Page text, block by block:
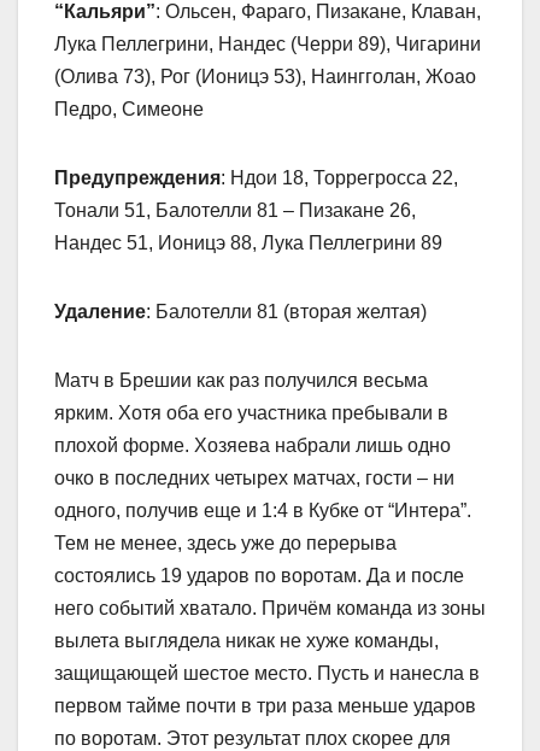
“Кальяри”: Ольсен, Фараго, Пизакане, Клаван,
Лука Пеллегрини, Нандес (Черри 89), Чигарини
(Олива 73), Рог (Ионицэ 53), Наингголан, Жоао
Педро, Симеоне
Предупреждения: Ндои 18, Торрегросса 22,
Тонали 51, Балотелли 81 – Пизакане 26,
Нандес 51, Ионицэ 88, Лука Пеллегрини 89
Удаление: Балотелли 81 (вторая желтая)
Матч в Брешии как раз получился весьма
ярким. Хотя оба его участника пребывали в
плохой форме. Хозяева набрали лишь одно
очко в последних четырех матчах, гости – ни
одного, получив еще и 1:4 в Кубке от “Интера”.
Тем не менее, здесь уже до перерыва
состоялись 19 ударов по воротам. Да и после
него событий хватало. Причём команда из зоны
вылета выглядела никак не хуже команды,
защищающей шестое место. Пусть и нанесла в
первом тайме почти в три раза меньше ударов
по воротам. Этот результат плох скорее для